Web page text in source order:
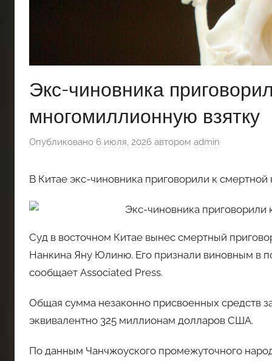
Экс-чиновника
многомиллионную взятку
Опубликовано 6 июля, 2026 автором admin
В Китае экс-чиновника приговорили к смертной
Суд в восточном Китае вынес смертный
Нанкина Яну Юлиню. Его признали виновным в
сообщает Associated Press.
Общая сумма незаконно присвоенных средств
эквивалентно 325 миллионам долларов США.
По данным Чанчжоуского промежуточного